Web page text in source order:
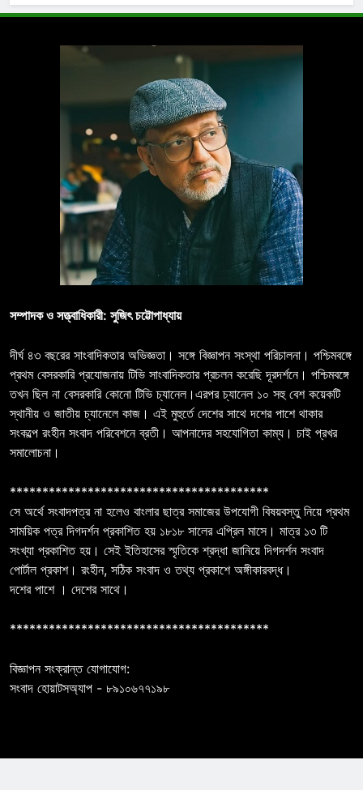
সম্পাদক ও সত্ত্বাধিকারী: সুজিৎ চট্টোপাধ্যায়
দীর্ঘ ৪৩ বছরের সাংবাদিকতার অভিজ্ঞতা। সঙ্গে বিজ্ঞাপন সংস্থা পরিচালনা। পশ্চিমবঙ্গে
প্রথম বেসরকারি প্রযোজনায় টিভি সাংবাদিকতার প্রচলন করেছি দূরদর্শনে। পশ্চিমবঙ্গে
তখন ছিল না বেসরকারি কোনো টিভি চ্যানেল।এরপর চ্যানেল ১০ সহু বেশ কয়েকটি
স্থানীয় ও জাতীয় চ্যানেলে কাজ। এই মুহুর্তে দেশের সাথে দশের পাশে থাকার
সংকল্পে রংহীন সংবাদ পরিবেশনে ব্রতী। আপনাদের সহযোগিতা কাম্য। চাই প্রখর
সমালোচনা।
****************************************
সে অর্থে সংবাদপত্র না হলেও বাংলার ছাত্র সমাজের উপযোগী বিষয়বস্তু নিয়ে প্রথম
সাময়িক পত্র দিগদর্শন প্রকাশিত হয় ১৮১৮ সালের এপ্রিল মাসে। মাত্র ১৩ টি
সংখ্যা প্রকাশিত হয়। সেই ইতিহাসের স্মৃতিকে শ্রদ্ধা জানিয়ে দিগদর্শন সংবাদ
পোর্টাল প্রকাশ। রংহীন, সঠিক সংবাদ ও তথ্য প্রকাশে অঙ্গীকারবদ্ধ।
দশের পাশে । দেশের সাথে।
****************************************
বিজ্ঞাপন সংক্রান্ত যোগাযোগ:
সংবাদ হোয়াটসঅ্যাপ - ৮৯১০৬৭৭১৯৮